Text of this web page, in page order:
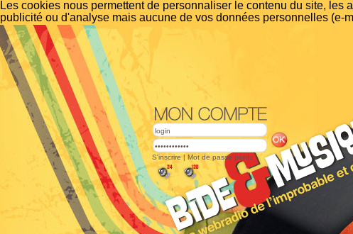
Les cookies nous permettent de personnaliser le contenu du site,
publicité ou d'analyse mais aucune de vos données personnelles (e-
S'inscrire | Mot de passe perdu